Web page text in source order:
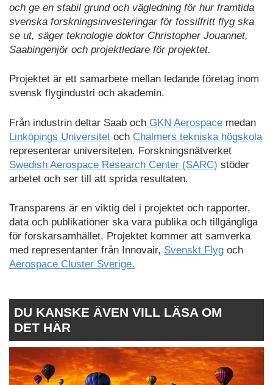
och ge en stabil grund och vägledning för hur framtida
svenska forskningsinvesteringar för fossilfritt flyg ska
se ut, säger teknologie doktor Christopher Jouannet,
Saabingenjör och projektledare för projektet.
Projektet är ett samarbete mellan ledande företag inom
svensk flygindustri och akademin.
Från industrin deltar Saab och GKN Aerospace medan
Linköpings Universitet och Chalmers tekniska högskola
representerar universiteten. Forskningsnätverket
Swedish Aerospace Research Center (SARC) stöder
arbetet och ser till att sprida resultaten.
Transparens är en viktig del i projektet och rapporter,
data och publikationer ska vara publika och tillgängliga
för forskarsamhället. Projektet kommer att samverka
med representanter från Innovair, Svenskt Flyg och
Aerospace Cluster Sverige.
DU KANSKE ÄVEN VILL LÄSA OM
DET HÄR